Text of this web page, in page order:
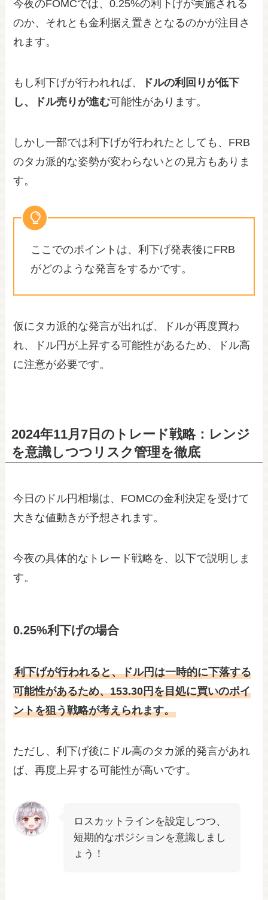
今夜のFOMCでは、0.25%の利下げが実施される
のか、それとも金利据え置きとなるのかが注目さ
れます。
もし利下げが行われれば、
ドルの利回りが低下
し、ドル売りが進む可能性があります。
しかし一部では利下げが行われたとしても、FRB
のタカ派的な姿勢が変わらないとの見方もありま
す。
ここでのポイントは、利下げ発表後にFRB
がどのような発言をするかです。
仮にタカ派的な発言が出れば、ドルが再度買わ
れ、ドル円が上昇する可能性があるため、ドル高
に注意が必要です。
2024年11月7日のトレード戦略：レンジ
を意識しつつリスク管理を徹底
今日のドル円相場は、FOMCの金利決定を受けて
大きな値動きが予想されます。
今夜の具体的なトレード戦略を、以下で説明しま
す。
0.25%利下げの場合
利下げが行われると、ドル円は一時的に下落する
可能性があるため、153.30円を目処に買いのポイ
ントを狙う戦略が考えられます。
ただし、利下げ後にドル高のタカ派的発言があれ
ば、再度上昇する可能性が高いです。
ロスカットラインを設定しつつ、
短期的なポジションを意識しまし
ょう！